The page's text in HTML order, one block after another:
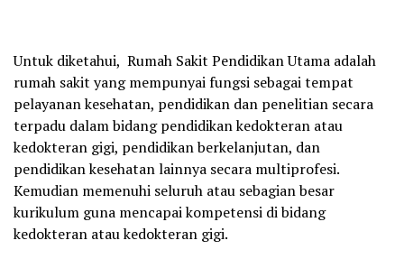
Untuk diketahui, Rumah Sakit Pendidikan Utama adalah
rumah sakit yang mempunyai fungsi sebagai tempat
pelayanan kesehatan, pendidikan dan penelitian secara
terpadu dalam bidang pendidikan kedokteran atau
kedokteran gigi, pendidikan berkelanjutan, dan
pendidikan kesehatan lainnya secara multiprofesi.
Kemudian memenuhi seluruh atau sebagian besar
kurikulum guna mencapai kompetensi di bidang
kedokteran atau kedokteran gigi.